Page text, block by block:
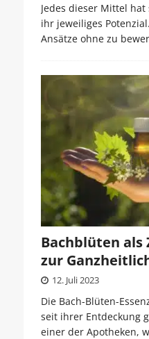
Jedes dieser Mittel
ihr jeweiliges
Ansätze ohne zu
Bachblüten als
zur
12. Juli 2023
Die Bach-Blüten-
seit ihrer Entdeckung
einer der Apotheken,